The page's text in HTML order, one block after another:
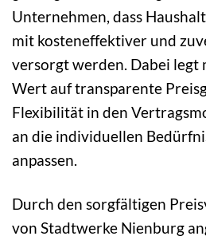
Unternehmen, dass
mit kosteneffektiver und
versorgt werden. Dabei legt
Wert auf transparente
Flexibilität in den
an die individuellen
anpassen.
Durch den sorgfältigen
von Stadtwerke Nienburg